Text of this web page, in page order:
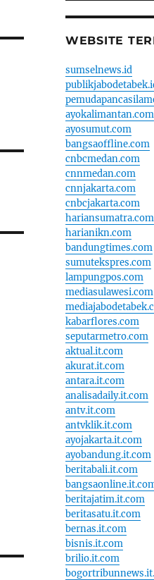
WEBSITE
sumselnews.id
ayokalimantan.com
ayosumut.com
bangsaoffline.com
cnbcmedan.com
cnnmedan.com
cnnjakarta.com
cnbcjakarta.com
hariansumatra.com
harianikn.com
bandungtimes.com
sumutekspres.com
lampungpos.com
mediasulawesi.com
kabarflores.com
seputarmetro.com
aktual.it.com
akurat.it.com
antara.it.com
analisadaily.it.com
antv.it.com
antvklik.it.com
ayojakarta.it.com
ayobandung.it.com
beritabali.it.com
beritajatim.it.com
beritasatu.it.com
bernas.it.com
bisnis.it.com
brilio.it.com